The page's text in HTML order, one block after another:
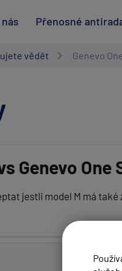
nás Přenosné
vědět Genevo
Genevo One
jestli model M má